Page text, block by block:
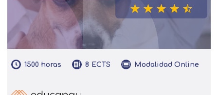
1500 horas 8 ECTS Modalidad Online